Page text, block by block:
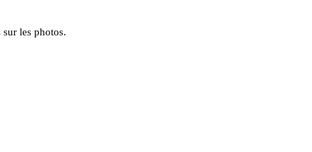
les photos.